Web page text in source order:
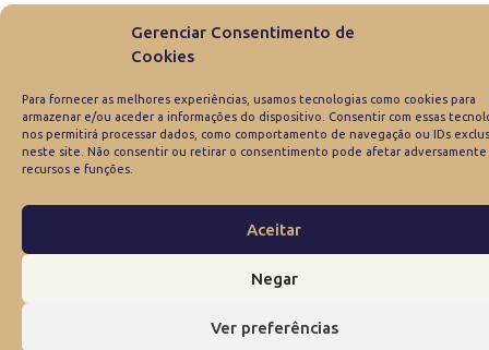
Gerenciar Consentimento de
Cookies
Para fornecer as melhores experiências, usamos tecnologias como cookies para
armazenar e/ou aceder a informações do dispositivo. Consentir com essas
nos permitirá processar dados, como comportamento de navegação ou IDs
neste site. Não consentir ou retirar o consentimento pode afetar adversamente
recursos e funções.
Aceitar
Negar
Ver preferências